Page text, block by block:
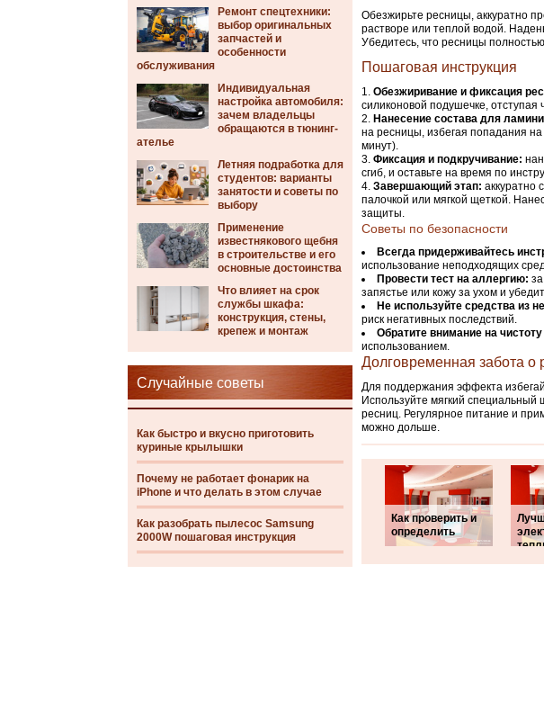
Ремонт спецтехники:
выбор оригинальных
запчастей и
особенности
обслуживания
Индивидуальная
настройка автомобиля:
зачем владельцы
обращаются в тюнинг-
ателье
Летняя подработка для
студентов: варианты
занятости и советы по
выбору
Применение
известнякового щебня
в строительстве и его
основные достоинства
Что влияет на срок
службы шкафа:
конструкция, стены,
крепеж и монтаж
Случайные советы
Как быстро и вкусно приготовить
куриные крылышки
Почему не работает фонарик на
iPhone и что делать в этом случае
Как разобрать пылесос Samsung
2000W пошаговая инструкция
Обезжирьте ресницы, аккуратно
растворе или теплой водой.
Убедитесь, что ресницы
Пошаговая инструкция
Обезжиривание и фиксация
силиконовой подушечке, отступая
Нанесение состава для
на ресницы, избегая попадания
минут).
Фиксация и подкручивание:
сгиб, и оставьте на время по
Завершающий этап: аккуратно
палочкой или мягкой щеткой.
защиты.
Советы по безопасности
Всегда придерживайтесь
использование неподходящих
Провести тест на аллергию:
запястье или кожу за ухом и
Не используйте средства из
риск негативных последствий.
Обратите внимание на
использованием.
Долговременная забота о
Для поддержания эффекта
Используйте мягкий специальный
ресниц. Регулярное питание и
можно дольше.
Как проверить и
определить